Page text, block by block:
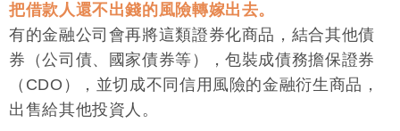
把借款人還不出錢的風險轉嫁出去。
有的金融公司會再將這類證券化商品，結合其他債
券（公司債、國家債券等），包裝成債務擔保證券
（CDO），並切成不同信用風險的金融衍生商品，
出售給其他投資人。